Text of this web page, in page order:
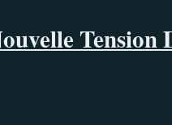
Tension